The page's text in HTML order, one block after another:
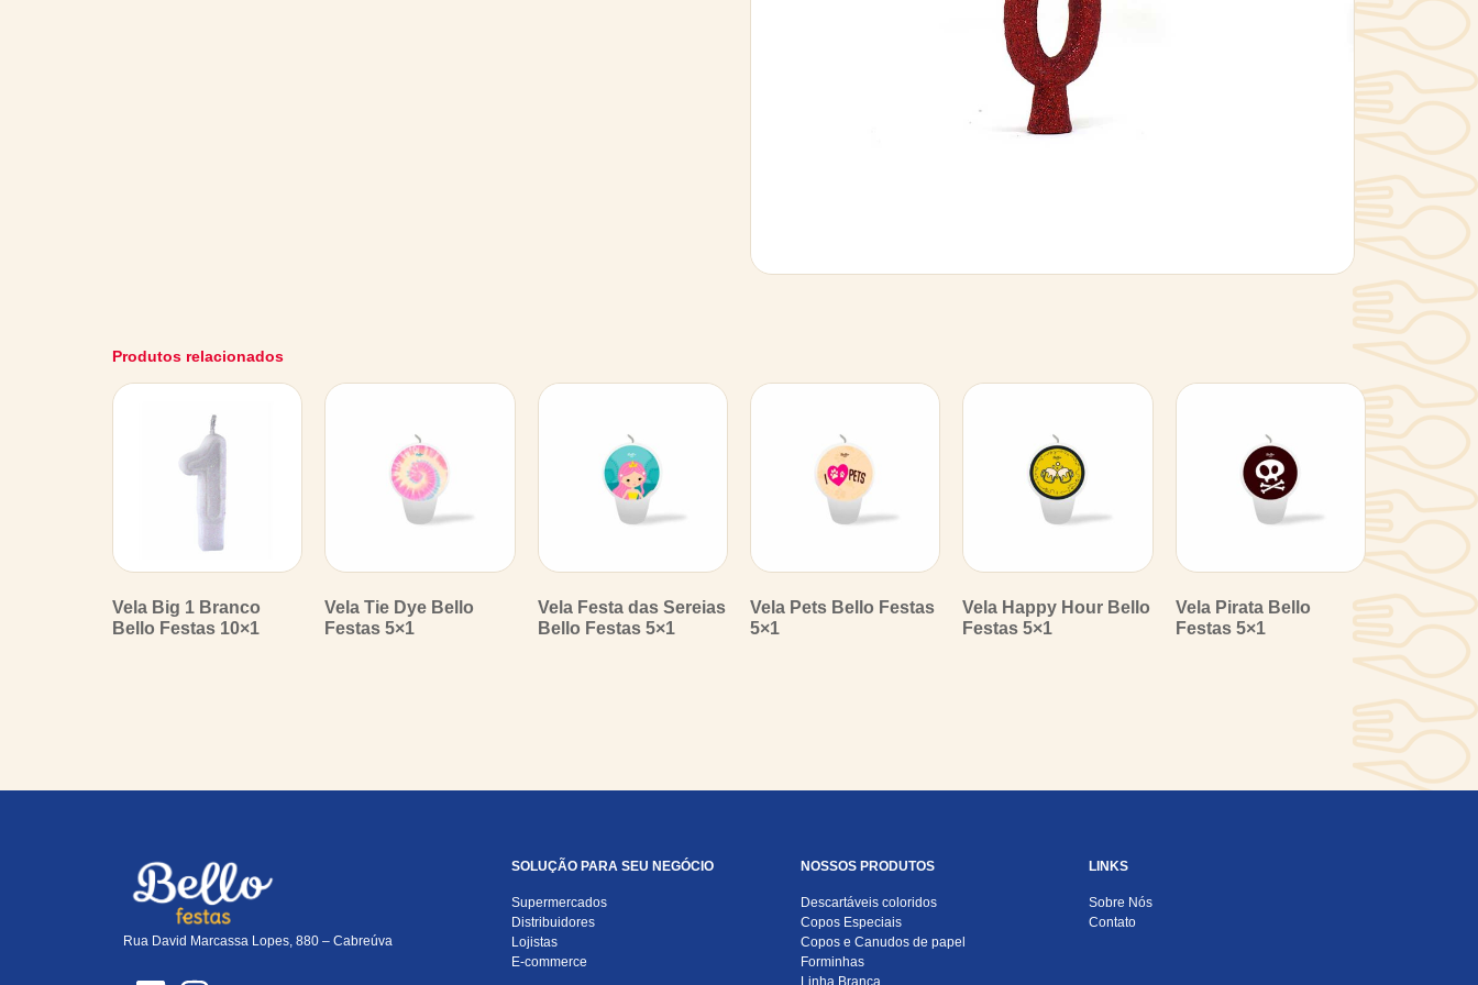
Produtos relacionados
Vela Big 1 Branco
Bello Festas 10×1
Vela Tie Dye Bello
Festas 5×1
Vela Festa das Sereias
Bello Festas 5×1
Vela Pets Bello Festas
5×1
Vela Happy Hour Bello
Festas 5×1
Vela Pirata Bello
Festas 5×1
Rua David Marcassa Lopes, 880 – Cabreúva
SOLUÇÃO PARA SEU NEGÓCIO
Supermercados
Distribuidores
Lojistas
E-commerce
NOSSOS PRODUTOS
Descartáveis coloridos
Copos Especiais
Copos e Canudos de papel
Forminhas
Linha Branca
LINKS
Sobre Nós
Contato